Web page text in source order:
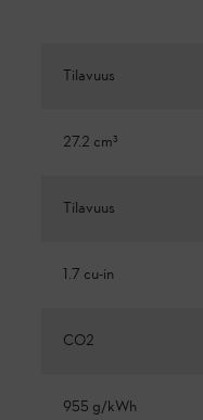
Tilavuus
27.2 cm³
Tilavuus
1.7 cu-in
CO2
955 g/kWh